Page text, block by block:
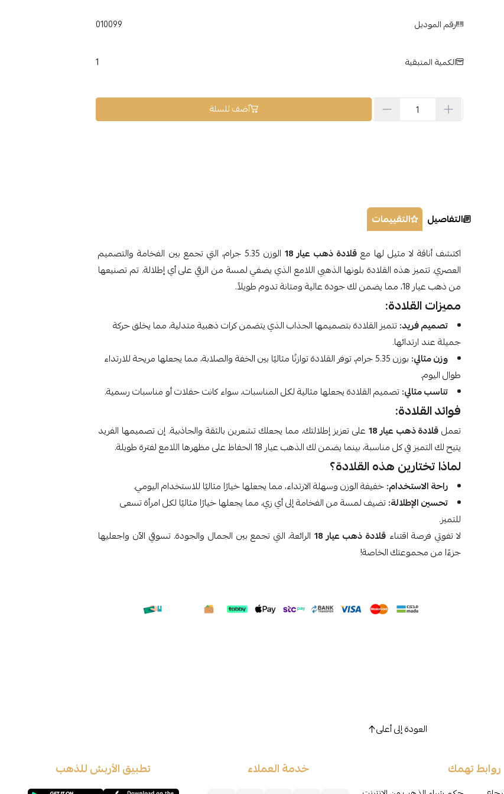
رقم الموديل 010099
الكمية المتبقية 1
أضف للسلة
التفاصيل التقييمات
اكتشف أناقة لا مثيل لها مع قلادة ذهب عيار 18
الوزن 5.35 جرام، التي تجمع بين الفخامة والتصميم
العصري. تتميز هذه القلادة بلونها الذهبي اللامع الذي يضفي لمسة من الرقي على أي إطلالة. تم تصنيعها
من ذهب عيار 18، مما يضمن لك جودة عالية ومتانة تدوم طويلاً.
مميزات القلادة:
تصميم فريد:تتميز القلادة بتصميمها الجذاب الذي يتضمن كرات ذهبية متدلية، مما يخلق حركة
جميلة عند ارتدائها.
وزن مثالي:
بوزن 5.35 جرام، توفر القلادة توازنًا مثاليًا بين الخفة والصلابة، مما يجعلها مريحة للارتداء
طوال اليوم.
تناسب مثالي:تصميم القلادة يجعلها مثالية لكل المناسبات، سواء كانت حفلات أو مناسبات رسمية.
فوائد القلادة:
تعملقلادة ذهب عيار 18
على تعزيز إطلالتك، مما يجعلك تشعرين بالثقة والجاذبية. إن تصميمها الفريد
يتيح لك التميز في كل مناسبة، بينما يضمن لك الذهب عيار 18 الحفاظ على مظهرها اللامع لفترة طويلة.
لماذا تختارين هذه القلادة؟
راحة الاستخدام:خفيفة الوزن وسهلة الارتداء، مما يجعلها خيارًا مثاليًا للاستخدام اليومي.
تحسين الإطلالة:تضيف لمسة من الفخامة إلى أي زي، مما يجعلها خيارًا مثاليًا لكل امرأة تسعى
للتميز.
لا تفوتي فرصة اقتناءقلادة ذهب عيار 18
الرائعة، التي تجمع بين الجمال والجودة. تسوقي الآن واجعليها
جزءًا من مجموعتك الخاصة!
العودة إلى أعلى
روابط تهمك خدمة العملاء تطبيق الأربش للذهب